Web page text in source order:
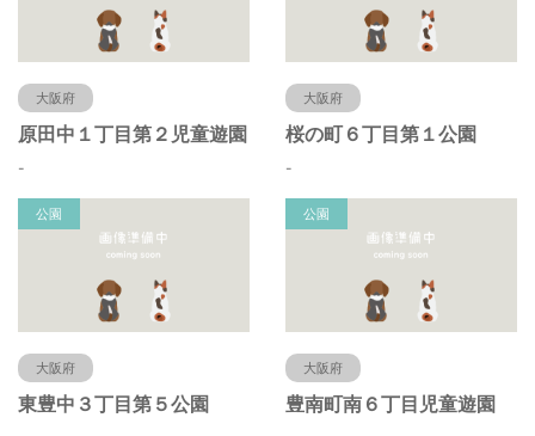
大阪府
原田中１丁目第２児童遊園
-
大阪府
桜の町６丁目第１公園
-
公園
大阪府
東豊中３丁目第５公園
公園
大阪府
豊南町南６丁目児童遊園